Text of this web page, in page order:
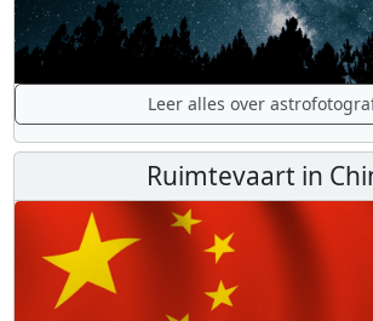
Leer alles over
Ruimtevaart in